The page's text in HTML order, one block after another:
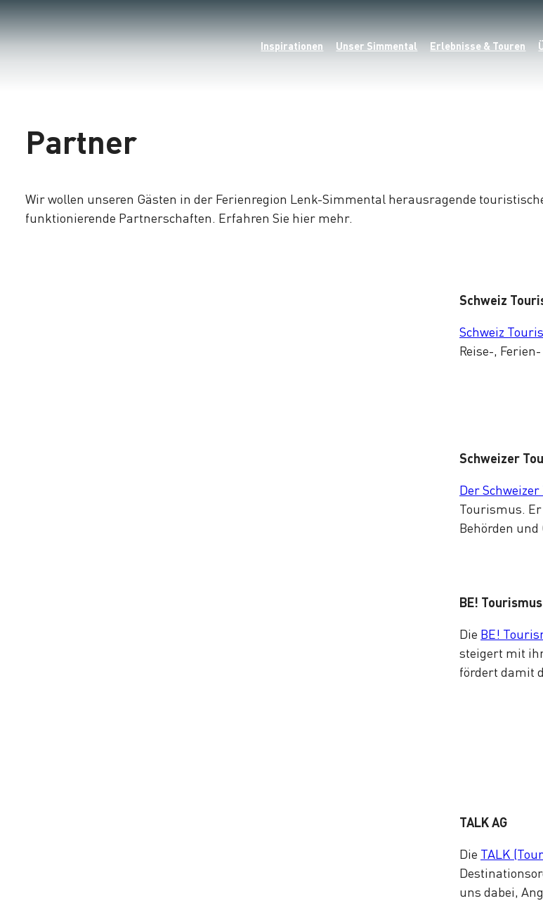
Inspirationen Unser Simmental Erlebnisse & Touren
Partner
Wir wollen unseren Gästen in der Ferienregion Lenk-Simmental herausragende
funktionierende Partnerschaften. Erfahren Sie hier mehr.
Schweiz
Schweiz
Reise-,
Schweizer
Der
Tourismus.
Behörden
BE! Tourismus
Die BE!
steigert mit
fördert damit
TALK AG
Die TALK
uns dabei,